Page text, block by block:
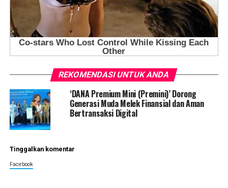
REKOMENDASI UNTUK ANDA
‘DANA Premium Mini (Premini)’ Dorong
Generasi Muda Melek Finansial dan Aman
Bertransaksi Digital
Tinggalkan komentar
Facebook